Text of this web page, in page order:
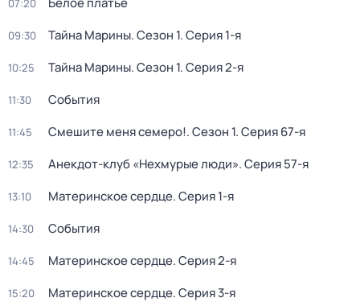
07:20
09:30 Тайна Марины. Сезон 1. Серия 1-я
10:25 Тайна Марины. Сезон 1. Серия 2-я
11:30 События
11:45 Смешите меня семеро!. Сезон 1. Серия 67-я
12:35 Анекдот-клуб «Нехмурые люди». Серия 57-я
13:10 Материнское сердце. Серия 1-я
14:30 События
14:45 Материнское сердце. Серия 2-я
15:20 Материнское сердце. Серия 3-я